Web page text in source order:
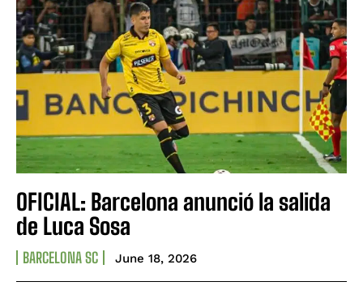
OFICIAL: Barcelona anunció la salida
de Luca Sosa
BARCELONA SC June 18, 2026